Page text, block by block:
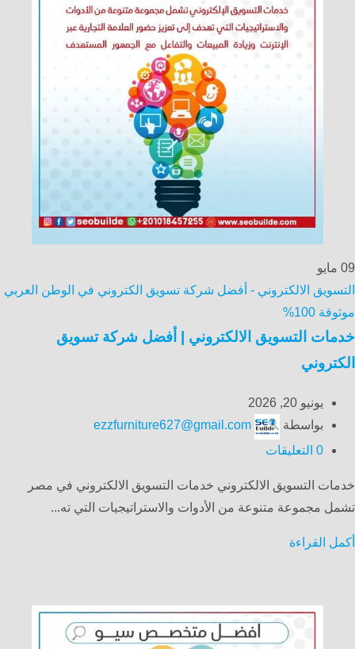
09 مايو
التسويق الالكتروني - أفضل شركة تسويق الكتروني في الوطن العربي
موثوقة 100%
خدمات التسويق الالكتروني | أفضل شركة تسويق
الكتروني
يونيو 20, 2026
بواسطة
ezzfurniture627@gmail.com
0 التعليقات
خدمات التسويق الالكتروني خدمات التسويق الالكتروني في مصر
تشمل مجموعة متنوعة من الأدوات والاستراتيجيات التي ته...
أكمل القراءة